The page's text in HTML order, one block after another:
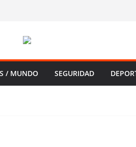
/ MUNDO SEGURIDAD